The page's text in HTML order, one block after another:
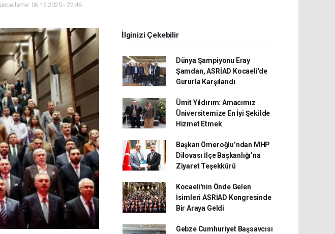
06.12.2025 - 22:46
İlginizi Çekebilir
Dünya Şampiyonu Eray
Şamdan, ASRİAD Kocaeli'de
Gururla Karşılandı
Ümit Yıldırım: Amacımız
Üniversitemize En İyi Şekilde
Hizmet Etmek
Başkan Ömeroğlu’ndan MHP
Dilovası İlçe Başkanlığı’na
Ziyaret Teşekkürü
Kocaeli'nin Önde Gelen
İsimleri ASRİAD Kongresinde
Bir Araya Geldi
Gebze Cumhuriyet Başsavcısı